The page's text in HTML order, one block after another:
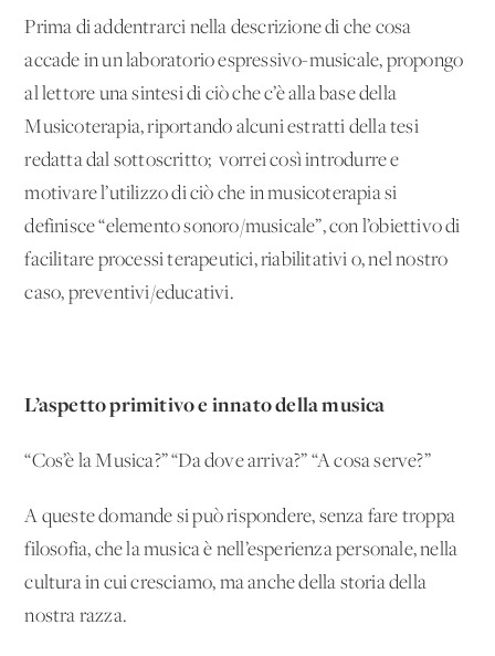
Prima di addentrarci nella descrizione di che cosa
accade in un laboratorio espressivo-musicale, propongo
al lettore una sintesi di ciò che c’è alla base della
Musicoterapia, riportando alcuni estratti della tesi
redatta dal sottoscritto; vorrei così introdurre e
motivare l’utilizzo di ciò che in musicoterapia si
definisce “elemento sonoro/musicale”, con l’obiettivo di
facilitare processi terapeutici, riabilitativi o, nel nostro
caso, preventivi/educativi.
L’aspetto primitivo e innato della musica
“Cos’è la Musica?” “Da dove arriva?” “A cosa serve?”
A queste domande si può rispondere, senza fare troppa
filosofia, che la musica è nell’esperienza personale, nella
cultura in cui cresciamo, ma anche della storia della
nostra razza.